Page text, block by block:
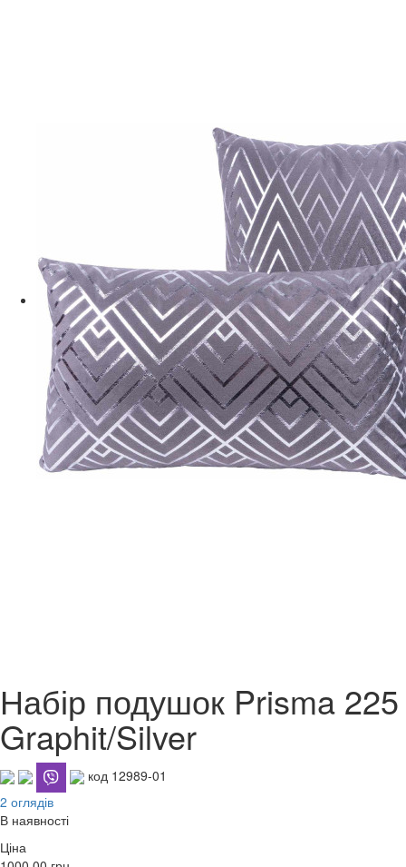
Набір подушок Prisma 225
Graphit/Silver
код 12989-01
2 оглядів
В наявності
Ціна